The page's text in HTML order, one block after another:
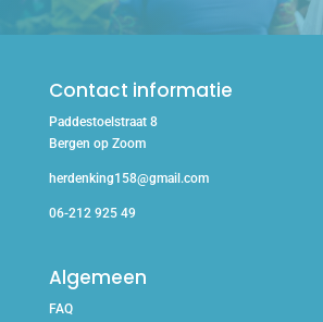
Contact informatie
Paddestoelstraat 8
Bergen op Zoom
herdenking158@gmail.com
06-212 925 49
Algemeen
FAQ